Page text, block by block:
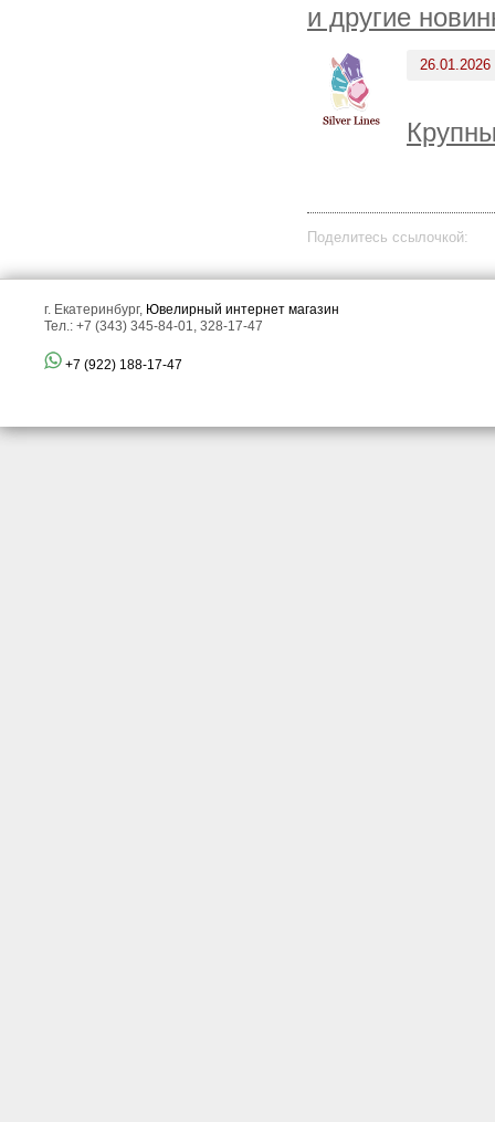
и другие
26.01.2026
Поделитесь ссылочкой:
г. Екатеринбург, Ювелирный интернет магазин
Тел.: +7 (343) 345-84-01, 328-17-47
+7 (922) 188-17-47